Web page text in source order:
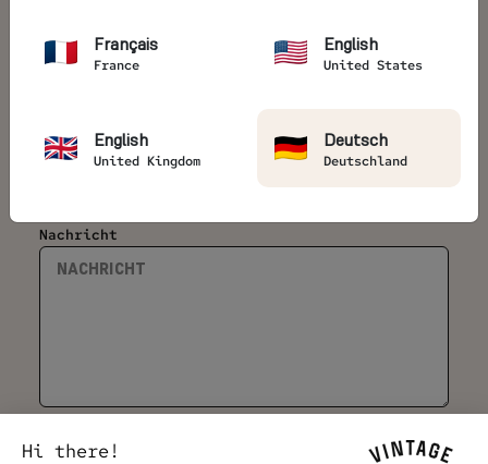
Telefon *
Land *
Nachricht
Français
France
English
United States
English
United Kingdom
Deutsch
Deutschland
Hi there!